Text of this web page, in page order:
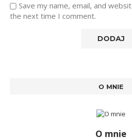
Save my name, email, and
the next time I comment.
O MNIE
O mnie